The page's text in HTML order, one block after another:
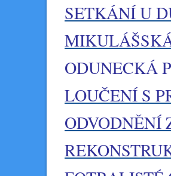
SETKÁNÍ U
ODUNECKÁ
LOUČENÍ S
ODVODNĚNÍ